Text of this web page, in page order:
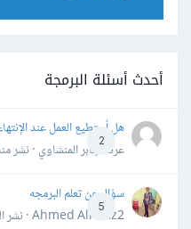
أحدث أسئلة البرمجة
2
هل أستطيع العمل عند
عرفه جابر المنشاوي · نشرمنذ
5
سؤال عن تعلم البرمجه
Ahmed Alhafiz2 · نشر